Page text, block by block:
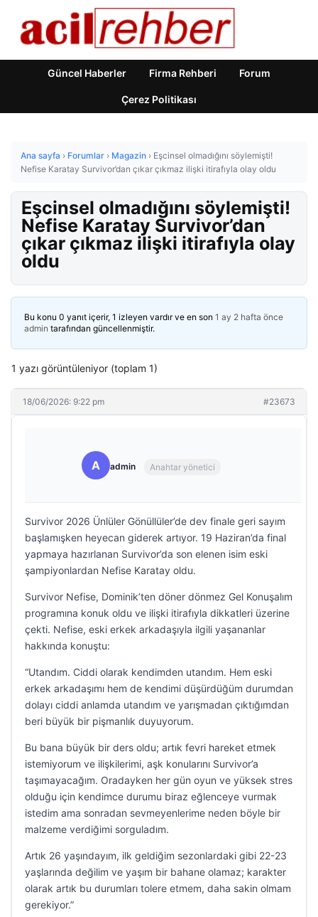
Güncel Haberler Firma Rehberi Forum
Çerez Politikası
Ana sayfa › Forumlar › Magazin › Eşcinsel olmadığını söylemişti!
Nefise Karatay Survivor’dan çıkar çıkmaz ilişki itirafıyla olay oldu
Eşcinsel olmadığını söylemişti!
Nefise Karatay Survivor’dan
çıkar çıkmaz ilişki itirafıyla olay
oldu
Bu konu 0 yanıt içerir, 1 izleyen vardır ve en son 1 ay 2 hafta önce
admin tarafından güncellenmiştir.
1 yazı görüntüleniyor (toplam 1)
18/06/2026: 9:22 pm #23673
A admin Anahtar yönetici
Survivor 2026 Ünlüler Gönüllüler’de dev finale geri sayım
başlamışken heyecan giderek artıyor. 19 Haziran’da final
yapmaya hazırlanan Survivor’da son elenen isim eski
şampiyonlardan Nefise Karatay oldu.
Survivor Nefise, Dominik’ten döner dönmez Gel Konuşalım
programına konuk oldu ve ilişki itirafıyla dikkatleri üzerine
çekti. Nefise, eski erkek arkadaşıyla ilgili yaşananlar
hakkında konuştu:
“Utandım. Ciddi olarak kendimden utandım. Hem eski
erkek arkadaşımı hem de kendimi düşürdüğüm durumdan
dolayı ciddi anlamda utandım ve yarışmadan çıktığımdan
beri büyük bir pişmanlık duyuyorum.
Bu bana büyük bir ders oldu; artık fevri hareket etmek
istemiyorum ve ilişkilerimi, aşk konularını Survivor’a
taşımayacağım. Oradayken her gün oyun ve yüksek stres
olduğu için kendimce durumu biraz eğlenceye vurmak
istedim ama sonradan sevmeyenlerime neden böyle bir
malzeme verdiğimi sorguladım.
Artık 26 yaşındayım, ilk geldiğim sezonlardaki gibi 22-23
yaşlarında değilim ve yaşım bir bahane olamaz; karakter
olarak artık bu durumları tolere etmem, daha sakin olmam
gerekiyor.”